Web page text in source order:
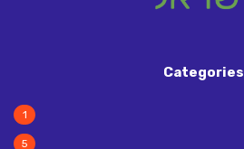
Categories
1
5